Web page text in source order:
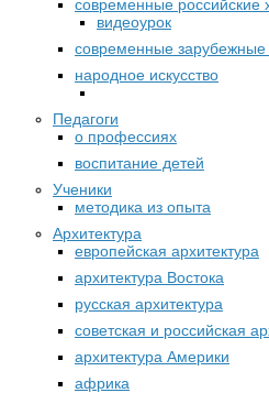
современные российские
видеоурок
современные зарубежные
народное искусство
Педагоги
о профессиях
воспитание детей
Ученики
методика из опыта
Архитектура
европейская архитектура
архитектура Востока
русская архитектура
советская и российская
архитектура Америки
африка